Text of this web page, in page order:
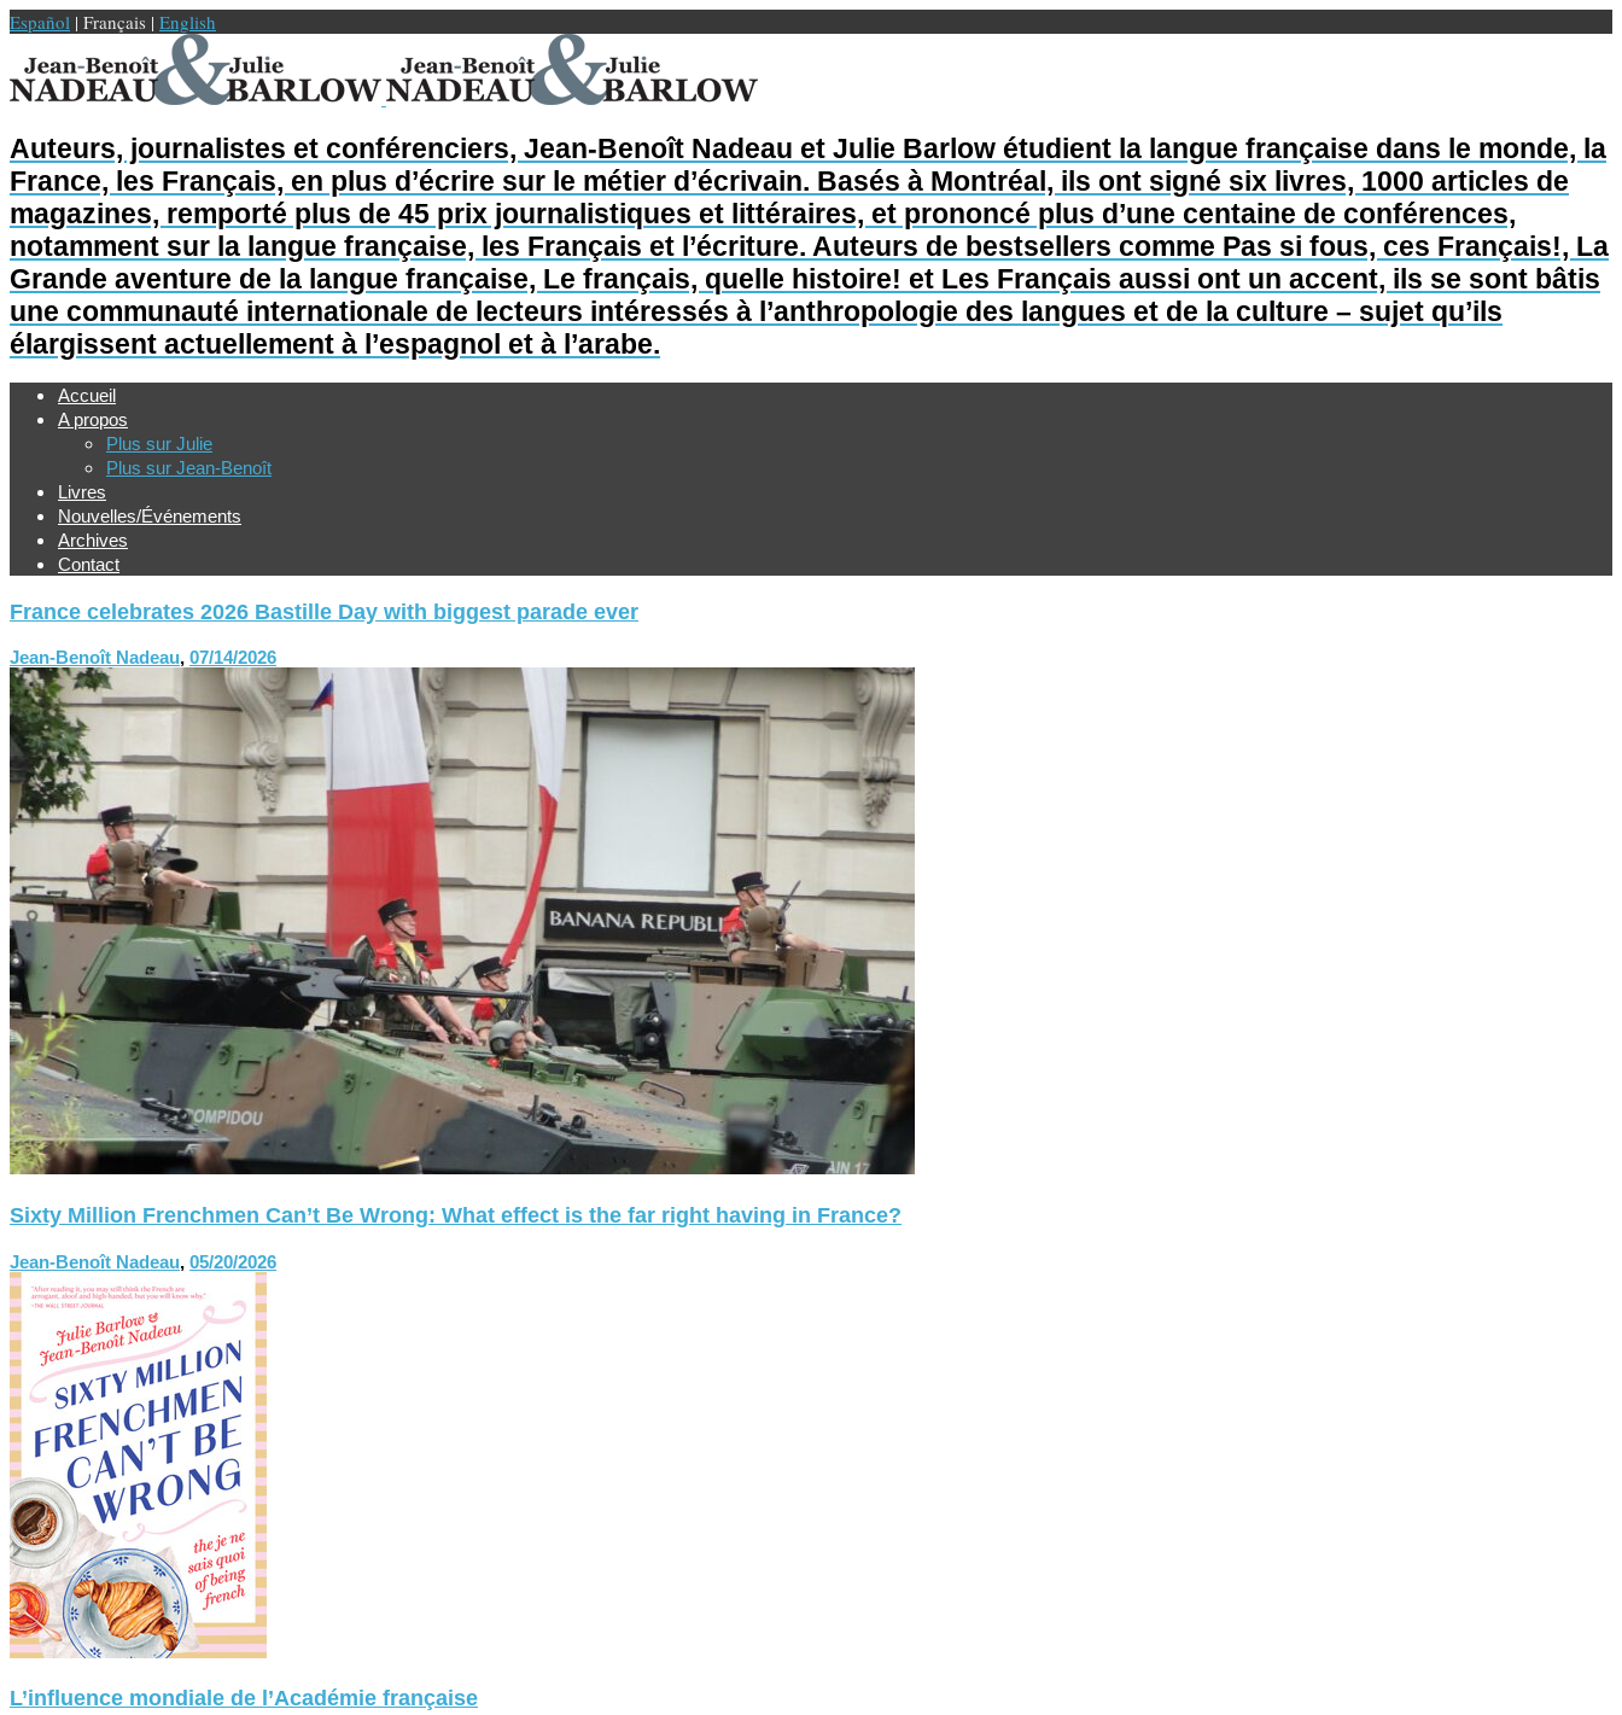
Español | Français | English
Auteurs, journalistes et conférenciers, Jean-Benoît Nadeau et Julie Barlow étudient la langue française dans le monde, la
France, les Français, en plus d’écrire sur le métier d’écrivain. Basés à Montréal, ils ont signé six livres, 1000 articles de
magazines, remporté plus de 45 prix journalistiques et littéraires, et prononcé plus d’une centaine de conférences,
notamment sur la langue française, les Français et l’écriture. Auteurs de bestsellers comme Pas si fous, ces Français!, La
Grande aventure de la langue française, Le français, quelle histoire! et Les Français aussi ont un accent, ils se sont bâtis
une communauté internationale de lecteurs intéressés à l’anthropologie des langues et de la culture – sujet qu’ils
élargissent actuellement à l’espagnol et à l’arabe.
Accueil
A propos
Plus sur Julie
Plus sur Jean-Benoît
Livres
Nouvelles/Événements
Archives
Contact
France celebrates 2026 Bastille Day with biggest parade ever
Jean-Benoît Nadeau, 07/14/2026
Sixty Million Frenchmen Can’t Be Wrong: What effect is the far right having in France?
Jean-Benoît Nadeau, 05/20/2026
L’influence mondiale de l’Académie française